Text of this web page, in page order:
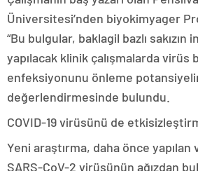
Üniversitesi’nden biyokimyager
“Bu bulgular, baklagil bazlı sakızın
yapılacak klinik çalışmalarda virüs
enfeksiyonunu önleme
değerlendirmesinde bulundu.
COVID-19 virüsünü de
Yeni araştırma, daha önce yapılan
SARS-CoV-2 virüsünün ağızdan